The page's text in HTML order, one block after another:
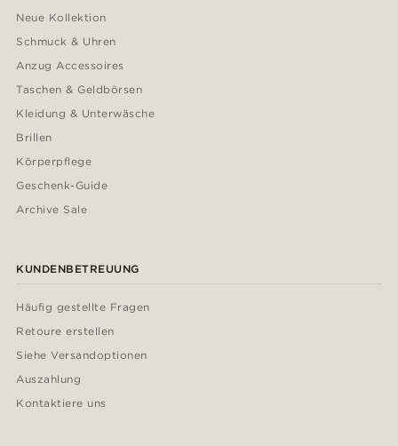
Neue Kollektion
Schmuck & Uhren
Anzug Accessoires
Taschen & Geldbörsen
Kleidung & Unterwäsche
Brillen
Körperpflege
Geschenk-Guide
Archive Sale
KUNDENBETREUUNG
Häufig gestellte Fragen
Retoure erstellen
Siehe Versandoptionen
Auszahlung
Kontaktiere uns